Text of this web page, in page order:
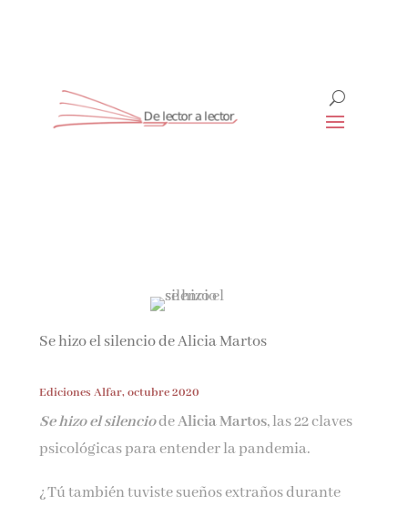
Se hizo el silencio de Alicia Martos
Ediciones Alfar, octubre 2020
Se hizo el silenciodeAlicia Martos, las 22 claves
psicológicas para entender la pandemia.
¿Tú también tuviste sueños extraños durante
Suscríbete
Únete a nuestra comunidad de amantes de la
literatura y recibe las últimas noticias y reseñas
Nombre*